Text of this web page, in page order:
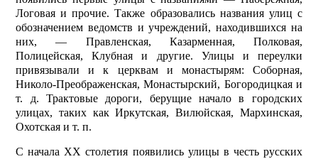
Логовая и прочие. Также образовались названия улиц с
обозначением ведомств и учреждений, находившихся на
них, — Правленская, Казарменная, Полковая,
Полицейская, Клубная и другие. Улицы и переулки
привязывали и к церквам и монастырям: Соборная,
Николо-Преображенская, Монастырский, Богородицкая и
т. д. Трактовые дороги, берущие начало в городских
улицах, таких как Иркутская, Вилюйская, Мархинская,
Охотская и т. п.
С начала ХХ столетия по­явились улицы в честь русских